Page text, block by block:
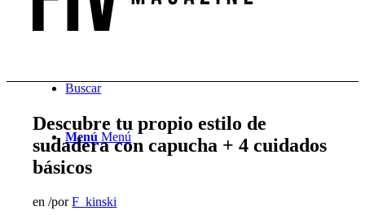
Buscar
Menú Menú
Descubre tu propio estilo de
sudadera con capucha + 4 cuidados
básicos
en/porF_kinski